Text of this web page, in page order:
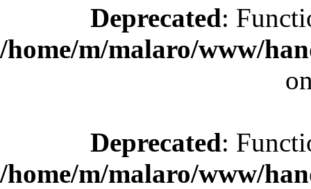
Deprecated:
/home/m/malaro/www/
Deprecated:
/home/m/malaro/www/